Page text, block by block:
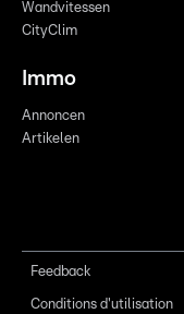
Wandvitessen
CityClim
Immo
Annoncen
Artikelen
Feedback
Conditions d'utilisation